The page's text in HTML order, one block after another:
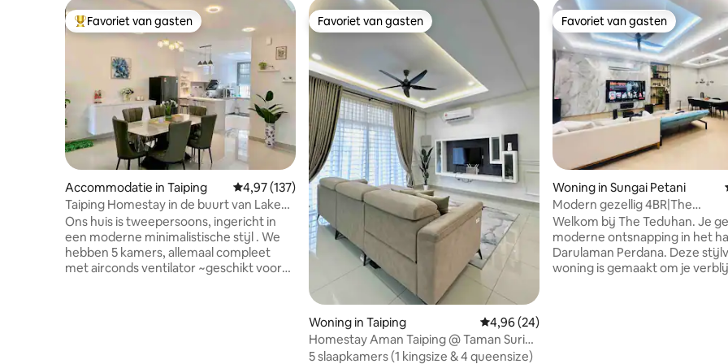
Topfavoriet van gasten
Favoriet van gasten
Accommodatie in Taiping Gemiddelde beoordeling van 4,97 uit 5, 137 recensies
4,97 (137)
Taiping Homestay in de buurt van Lake
Garden/dierentuin/stad/volledige
airconditioning
Ons huis is tweepersoons, ingericht in
een moderne minimalistische stijl . We
hebben 5 kamers, allemaal compleet
met airconds ventilator ~geschikt voor
Favoriet van gasten
Favoriet van gasten
Woning in Taiping Gemiddelde beoordeling van 4,96 uit 5, 24
4,96 (24)
Homestay Aman Taiping @ Taman Suria
Aman
5 slaapkamers (1 kingsize & 4 queensize)
Favoriet van gasten
Favoriet van gasten
Woning in Sungai Petani
Modern gezellig 4BR|The
Teduhan|Netflix +
Welkom bij The Teduhan. Je
moderne ontsnapping in het
Darulaman Perdana. Deze stijlvolle
woning is gemaakt om je